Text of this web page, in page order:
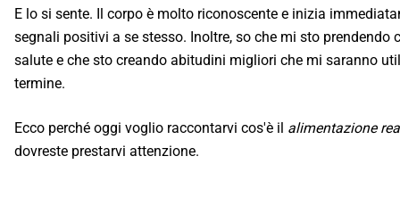
E lo si sente. Il corpo è molto riconoscente e inizia
segnali positivi a se stesso. Inoltre, so che mi sto prendendo
salute e che sto creando abitudini migliori che mi saranno
termine.
Ecco perché oggi voglio raccontarvi cos'è il alimentazione
dovreste prestarvi attenzione.